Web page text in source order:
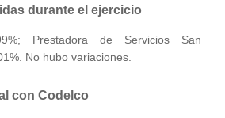
durante el ejercicio
Prestadora de Servicios San
No hubo variaciones.
con Codelco